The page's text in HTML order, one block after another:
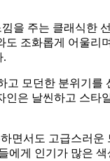
을 주는 클래식한
도 조화롭게 어울
.
모던한 분위기를
은 날씬하고 스
면서도 고급스러
에게 인기가 많은